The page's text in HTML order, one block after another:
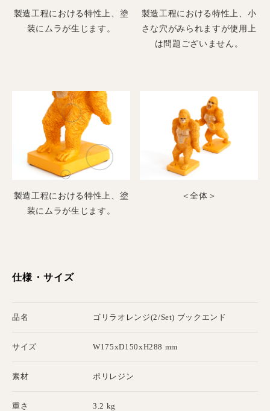
製造工程における特性上、塗
装にムラが生じます。
製造工程における特性上、小
さな穴がみられますが使用上
は問題ございません。
製造工程における特性上、塗
装にムラが生じます。
＜全体＞
仕様・サイズ
品名 ゴリラオレンジ(2/Set) ブックエンド
サイズ W175xD150xH288 mm
素材 ポリレジン
重さ 3.2 kg